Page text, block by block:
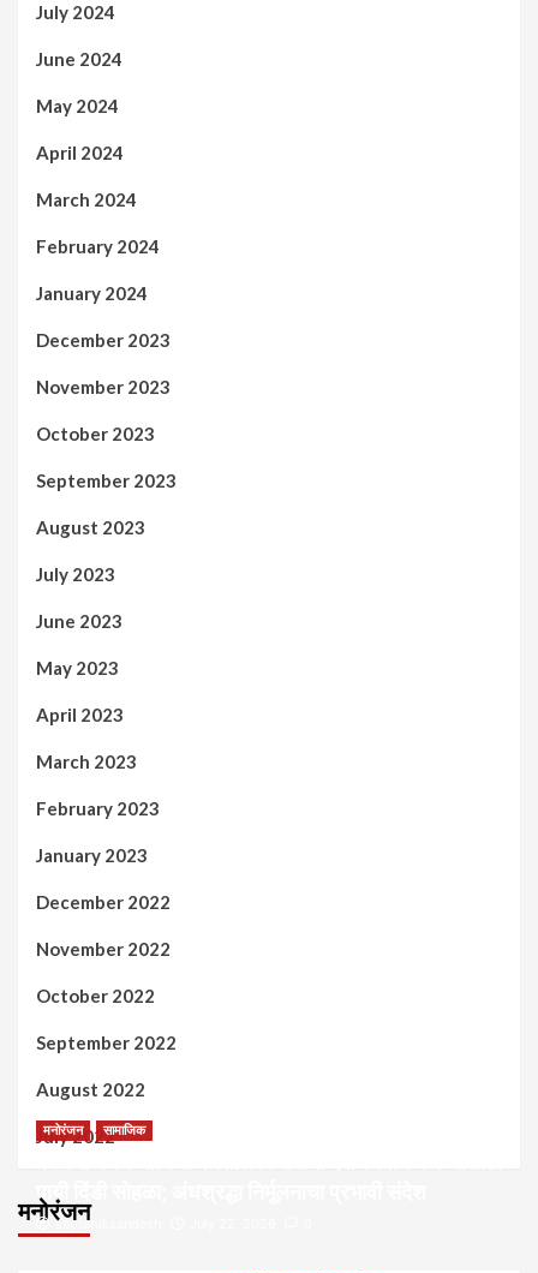
July 2024
June 2024
May 2024
April 2024
March 2024
February 2024
January 2024
December 2023
November 2023
October 2023
September 2023
August 2023
July 2023
June 2023
May 2023
April 2023
March 2023
February 2023
January 2023
December 2022
November 2022
October 2022
September 2022
August 2022
July 2022
मनोरंजन
मनोरंजन सामाजिक
पायी दिंडी सोहळा; अंधश्रद्धा निर्मूलनाचा प्रभावी संदेश
saptahiksandesh